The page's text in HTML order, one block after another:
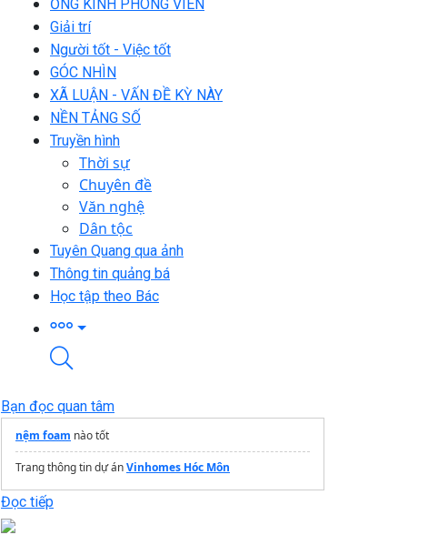
ỐNG KÍNH PHÓNG VIÊN
Giải trí
Người tốt - Việc tốt
GÓC NHÌN
XÃ LUẬN - VẤN ĐỀ KỲ NÀY
NỀN TẢNG SỐ
Truyền hình
Thời sự
Chuyên đề
Văn nghệ
Dân tộc
Tuyên Quang qua ảnh
Thông tin quảng bá
Học tập theo Bác
Bạn đọc quan tâm
nệm foam nào tốt
Trang thông tin dự ánVinhomes Hóc Môn
Đọc tiếp